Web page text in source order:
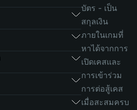
บัตร - เป็น
สกุลเงิน
ภายในเกมที่
หาได้จากการ
เปิดเคสและ
การเข้าร่วม
การต่อสู้เคส
เมื่อสะสมครบ